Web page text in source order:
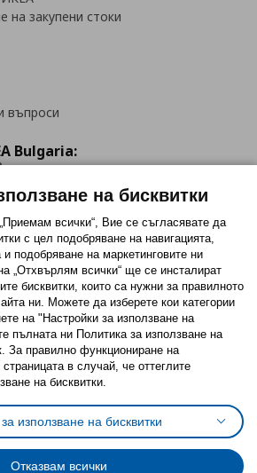
на закупени стоки
въпроси
Bulgaria:
PinterestInstagram
на бисквитки (Cookies)
за използване на бисквитки
ikea.bgОбща политика за личните данни
на личните данни на ikea.bg
на програма IKEA Family
на бисквитки
всички“, Вие се съгласявате да
с цел подобряване на навигацията,
подобряване на маркетинговите ни
„Отхвърлям всички“ ще се инсталират
бисквитки, които са нужни за правилното
ни. Можете да изберете кои категории
на "Настройки за използване на
пълната ни Политика за използване на
За правилно функциониране на
в случай, че оттеглите
на бисквитки.
използване на бисквитки
Отказвам всички